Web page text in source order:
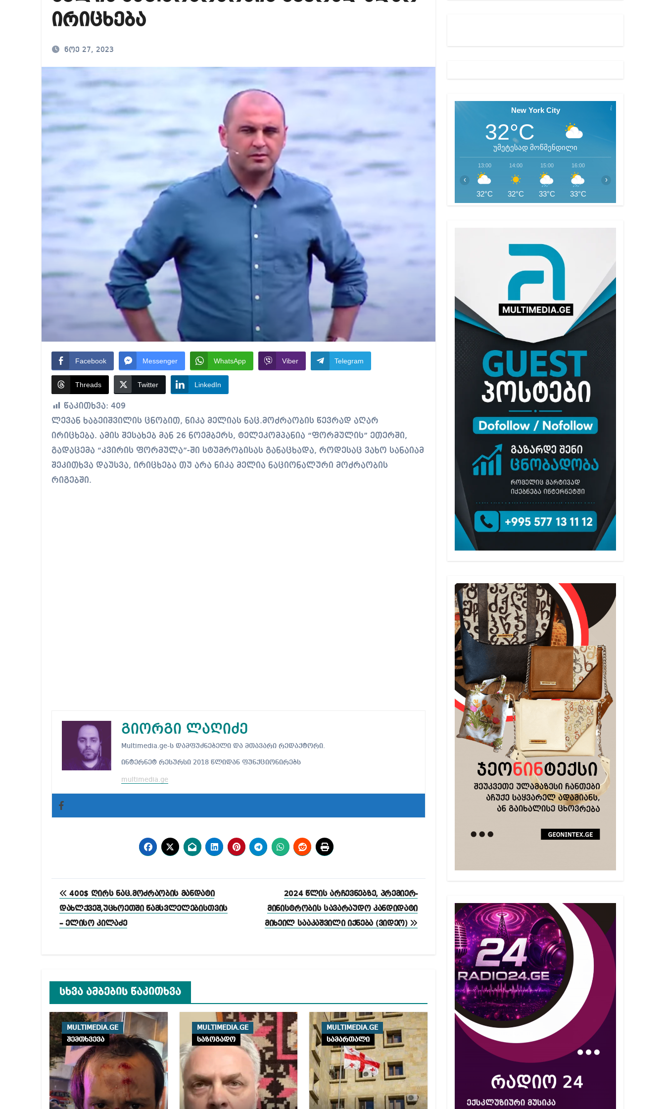
მიხეილ სააკაშვილი ოპოზიციური ტელევიზიებით უკმაყოფილოა
ირიცხება
ნოე 27, 2023
Facebook Messenger WhatsApp Viber Telegram
Threads Twitter LinkedIn
წაკითხვა: 409
ლევან ხაბეიშვილის ცნობით, ნიკა მელიას ნაც.მოძრაობის წევრად აღარ
ირიცხება. ამის შესახებ მან 26 ნოემბერს, ტელეკომპანია “ფორმულის” ეთერში,
გადაცემა “კვირის ფორმულა”-ში სტუმრობისას განაცხადა, როდესაც ვახო სანაიამ
შეკითხვა დაუსვა, ირიცხება თუ არა ნიკა მელია ნაციონალური მოძრაობის
რიგებში.
გიორგი ლაღიძე
Multimedia.ge-ს დამფუძნებელი და მთავარი რედაქტორი.
ინტერნეტ რესურსი 2018 წლიდან ფუნქციონირებს
multimedia.ge
პოსტის
ნავიგაცია
400$ ღირს ნაც.მოძრაობის მანდატი
დახლქვეშ,უცხოეთში წამსვლელებისთვის
– ელისო კილაძე
2024 წლის არჩევნებზე, პრემიერ-
მინისტრობის სავარაუდო კანდიდატი
მიხეილ სააკაშვილი იქნება (ვიდეო)
სხვა ამბების წაკითხვა
MULTIMEDIA.GE
შემთხვევა
MULTIMEDIA.GE
საზოგადო
MULTIMEDIA.GE
სამართალი
New York City
32°C
უმეტესად მოწმენდილი
13:00
32°C
14:00
32°C
15:00
33°C
16:00
33°C
‹ ›